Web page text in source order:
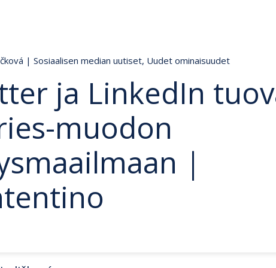
| Sosiaalisen median uutiset, Uudet ominaisuudet
ja LinkedIn
muodon
|